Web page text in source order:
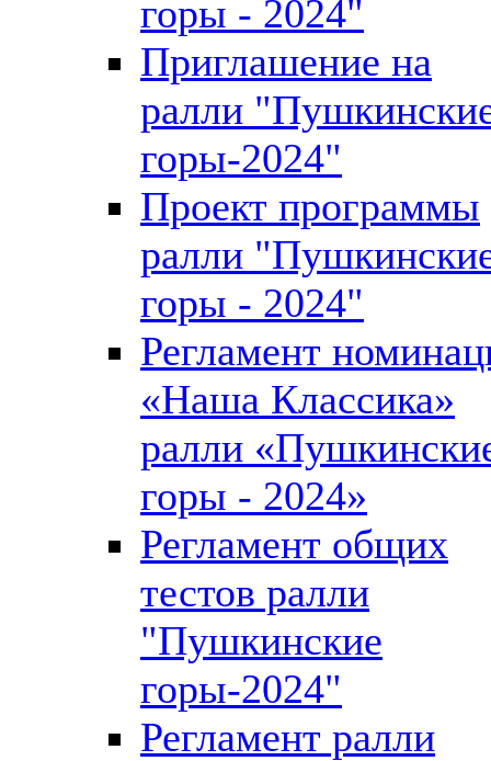
горы - 2024"
Приглашение на
ралли
горы-2024"
Проект программы
ралли
горы - 2024"
Регламент
«Наша Классика»
ралли
горы - 2024»
Регламент общих
тестов ралли
"Пушкинские
горы-2024"
Регламент ралли